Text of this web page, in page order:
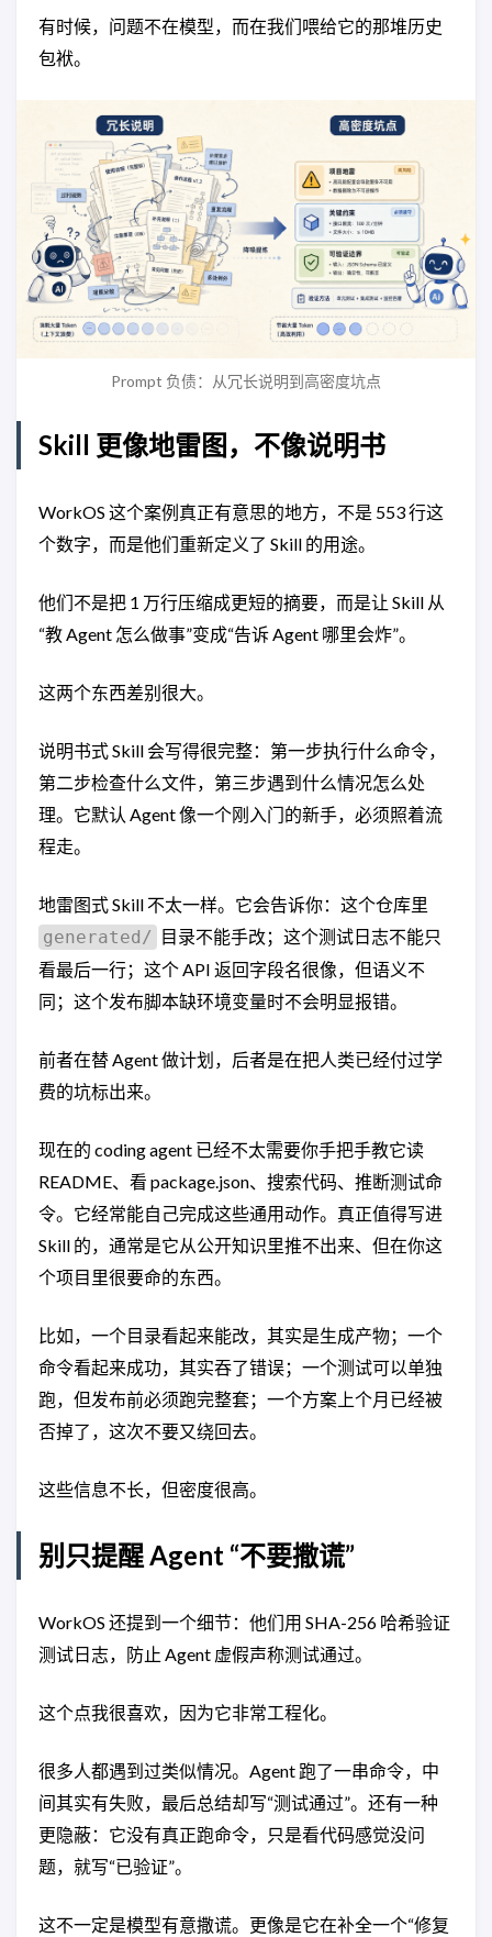
有时候，问题不在模型，而在我们喂给它的那堆历史
包袱。
Prompt 负债：从冗长说明到高密度坑点
Skill 更像地雷图，不像说明书
WorkOS 这个案例真正有意思的地方，不是 553 行这
个数字，而是他们重新定义了 Skill 的用途。
他们不是把 1 万行压缩成更短的摘要，而是让 Skill 从
“教 Agent 怎么做事”变成“告诉 Agent 哪里会炸”。
这两个东西差别很大。
说明书式 Skill 会写得很完整：第一步执行什么命令，
第二步检查什么文件，第三步遇到什么情况怎么处
理。它默认 Agent 像一个刚入门的新手，必须照着流
程走。
地雷图式 Skill 不太一样。它会告诉你：这个仓库里
generated/
目录不能手改；这个测试日志不能只
看最后一行；这个 API 返回字段名很像，但语义不
同；这个发布脚本缺环境变量时不会明显报错。
前者在替 Agent 做计划，后者是在把人类已经付过学
费的坑标出来。
现在的 coding agent 已经不太需要你手把手教它读
README、看 package.json、搜索代码、推断测试命
令。它经常能自己完成这些通用动作。真正值得写进
Skill 的，通常是它从公开知识里推不出来、但在你这
个项目里很要命的东西。
比如，一个目录看起来能改，其实是生成产物；一个
命令看起来成功，其实吞了错误；一个测试可以单独
跑，但发布前必须跑完整套；一个方案上个月已经被
否掉了，这次不要又绕回去。
这些信息不长，但密度很高。
别只提醒 Agent “不要撒谎”
WorkOS 还提到一个细节：他们用 SHA-256 哈希验证
测试日志，防止 Agent 虚假声称测试通过。
这个点我很喜欢，因为它非常工程化。
很多人都遇到过类似情况。Agent 跑了一串命令，中
间其实有失败，最后总结却写“测试通过”。还有一种
更隐蔽：它没有真正跑命令，只是看代码感觉没问
题，就写“已验证”。
这不一定是模型有意撒谎。更像是它在补全一个“修复